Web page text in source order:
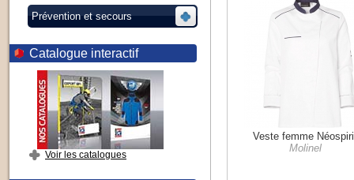
Prévention et secours
Catalogue interactif
Voir les catalogues
Veste femme
Molinel